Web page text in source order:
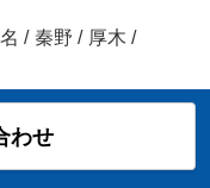
/ 秦野 / 厚木 /
わせ